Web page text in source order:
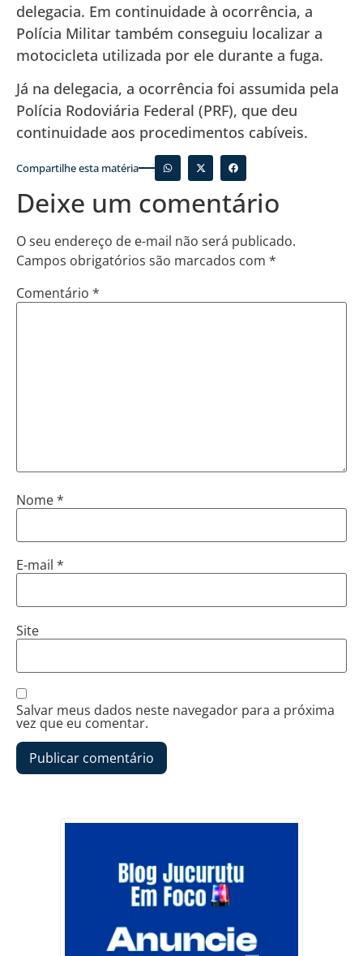
delegacia. Em continuidade à ocorrência, a
Polícia Militar também conseguiu localizar a
motocicleta utilizada por ele durante a fuga.
Já na delegacia, a ocorrência foi assumida pela
Polícia Rodoviária Federal (PRF), que deu
continuidade aos procedimentos cabíveis.
Compartilhe esta matéria
Deixe um comentário
O seu endereço de e-mail não será publicado.
Campos obrigatórios são marcados com *
Comentário *
Nome*
E-mail *
Site
Salvar meus dados neste navegador para a próxima
vez que eu comentar.